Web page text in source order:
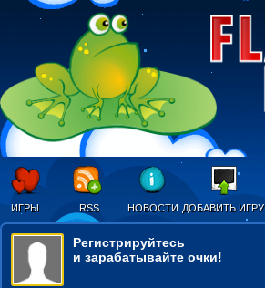
ИГРЫ RSS НОВОСТИ ДОБАВИТЬ ИГРУ
Регистрируйтесь
и зарабатывайте очки!